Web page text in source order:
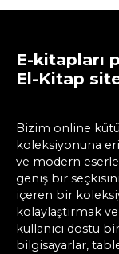
E-kitapları
El-Kitap
Bizim online
koleksiyonuna
ve modern
geniş bir
içeren bir
kolaylaştırmak
kullanıcı dostu
bilgisayarlar,